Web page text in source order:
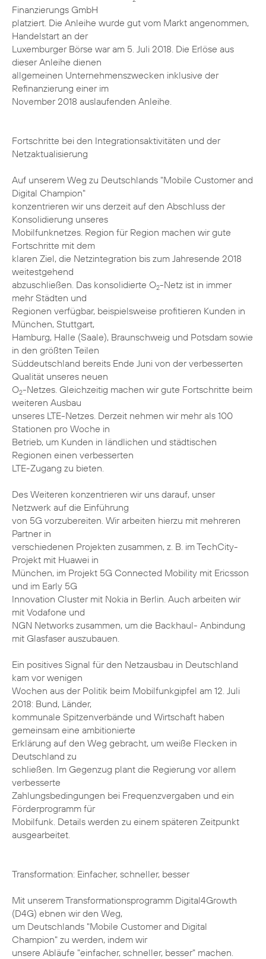
Finanzierungs GmbH
platziert. Die Anleihe wurde gut vom Markt angenommen,
Handelstart an der
Luxemburger Börse war am 5. Juli 2018. Die Erlöse aus
dieser Anleihe dienen
allgemeinen Unternehmenszwecken inklusive der
Refinanzierung einer im
November 2018 auslaufenden Anleihe.
Fortschritte bei den Integrationsaktivitäten und der
Netzaktualisierung
Auf unserem Weg zu Deutschlands "Mobile Customer and
Digital Champion"
konzentrieren wir uns derzeit auf den Abschluss der
Konsolidierung unseres
Mobilfunknetzes. Region für Region machen wir gute
Fortschritte mit dem
klaren Ziel, die Netzintegration bis zum Jahresende 2018
weitestgehend
abzuschließen. Das konsolidierte O2-Netz ist in immer
mehr Städten und
Regionen verfügbar, beispielsweise profitieren Kunden in
München, Stuttgart,
Hamburg, Halle (Saale), Braunschweig und Potsdam sowie
in den größten Teilen
Süddeutschland bereits Ende Juni von der verbesserten
Qualität unseres neuen
O2-Netzes. Gleichzeitig machen wir gute Fortschritte beim
weiteren Ausbau
unseres LTE-Netzes. Derzeit nehmen wir mehr als 100
Stationen pro Woche in
Betrieb, um Kunden in ländlichen und städtischen
Regionen einen verbesserten
LTE-Zugang zu bieten.
Des Weiteren konzentrieren wir uns darauf, unser
Netzwerk auf die Einführung
von 5G vorzubereiten. Wir arbeiten hierzu mit mehreren
Partner in
verschiedenen Projekten zusammen, z. B. im TechCity-
Projekt mit Huawei in
München, im Projekt 5G Connected Mobility mit Ericsson
und im Early 5G
Innovation Cluster mit Nokia in Berlin. Auch arbeiten wir
mit Vodafone und
NGN Networks zusammen, um die Backhaul- Anbindung
mit Glasfaser auszubauen.
Ein positives Signal für den Netzausbau in Deutschland
kam vor wenigen
Wochen aus der Politik beim Mobilfunkgipfel am 12. Juli
2018: Bund, Länder,
kommunale Spitzenverbände und Wirtschaft haben
gemeinsam eine ambitionierte
Erklärung auf den Weg gebracht, um weiße Flecken in
Deutschland zu
schließen. Im Gegenzug plant die Regierung vor allem
verbesserte
Zahlungsbedingungen bei Frequenzvergaben und ein
Förderprogramm für
Mobilfunk. Details werden zu einem späteren Zeitpunkt
ausgearbeitet.
Transformation: Einfacher, schneller, besser
Mit unserem Transformationsprogramm Digital4Growth
(D4G) ebnen wir den Weg,
um Deutschlands "Mobile Customer and Digital
Champion" zu werden, indem wir
unsere Abläufe "einfacher, schneller, besser" machen.